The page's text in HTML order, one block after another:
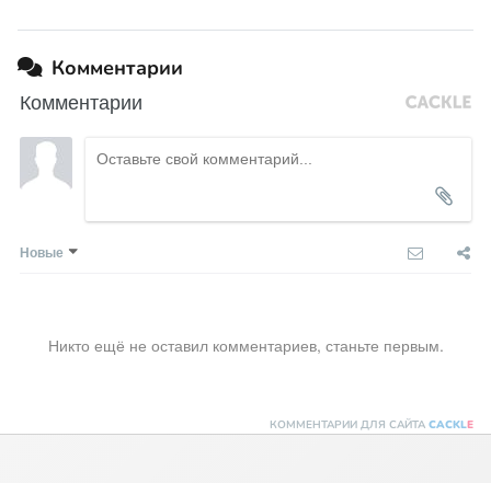
Комментарии
Комментарии
Новые
Никто ещё не оставил комментариев, станьте первым.
КОММЕНТАРИИ ДЛЯ САЙТА CACKLE